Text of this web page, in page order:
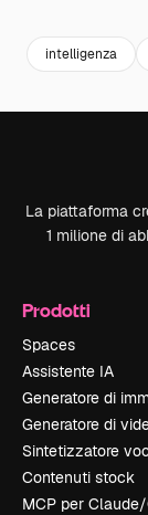
intelligenza
La piattaforma
1 milione di
Prodotti
Spaces
Assistente IA
Generatore di
Generatore di
Sintetizzatore
Contenuti stock
MCP per